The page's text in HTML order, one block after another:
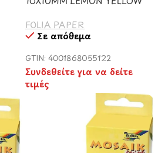
FOLIA PAPER
Σε απόθεμα
GTIN: 4001868055122
Συνδεθείτε για να δείτε
τιμές